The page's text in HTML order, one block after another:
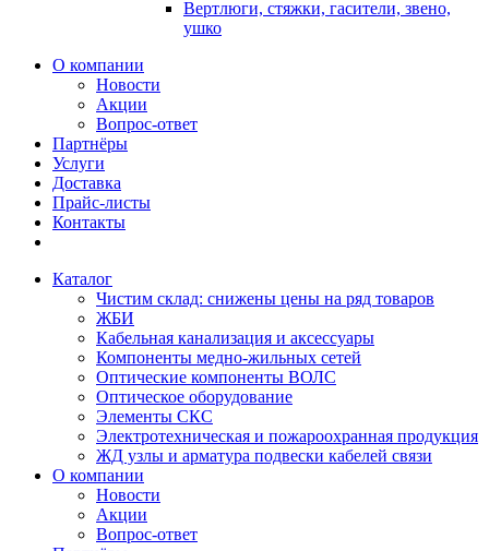
Вертлюги, стяжки, гасители, звено,
ушко
О компании
Новости
Акции
Вопрос-ответ
Партнёры
Услуги
Доставка
Прайс-листы
Контакты
Каталог
Чистим склад: снижены цены на ряд товаров
ЖБИ
Кабельная канализация и аксессуары
Компоненты медно-жильных сетей
Оптические компоненты ВОЛС
Оптическое оборудование
Элементы СКС
Электротехническая и пожароохранная продукция
ЖД узлы и арматура подвески кабелей связи
О компании
Новости
Акции
Вопрос-ответ